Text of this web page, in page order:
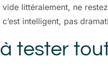
vide littéralement, ne
intelligent, pas
tester